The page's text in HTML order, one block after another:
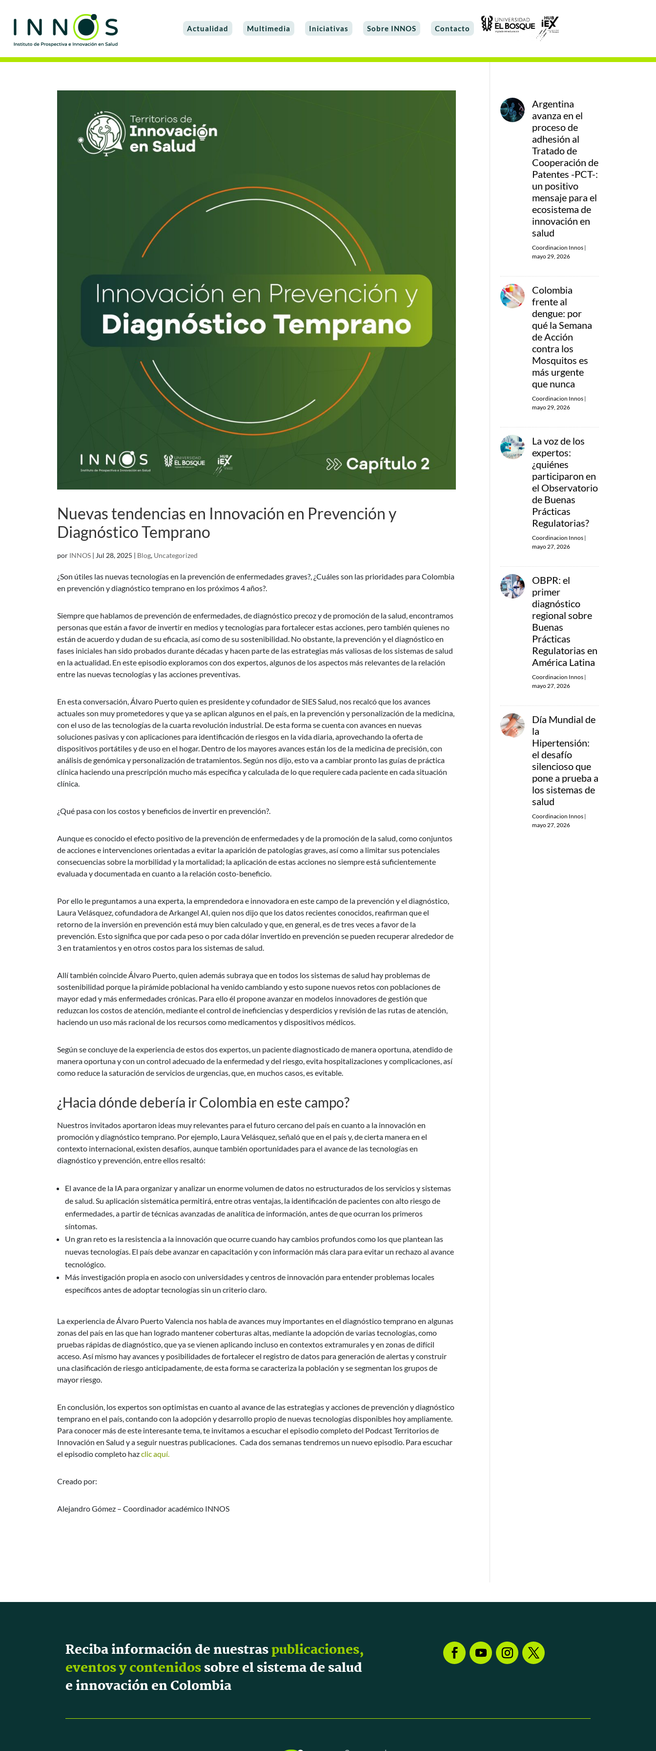
Actualidad Multimedia Iniciativas Sobre INNOS Contacto
Nuevas tendencias en Innovación en Prevención y
Diagnóstico Temprano
por INNOS | Jul 28, 2025 | Blog, Uncategorized
¿Son útiles las nuevas tecnologías en la prevención de enfermedades graves?, ¿Cuáles son las prioridades para Colombia
en prevención y diagnóstico temprano en los próximos 4 años?.
Siempre que hablamos de prevención de enfermedades, de diagnóstico precoz y de promoción de la salud, encontramos
personas que están a favor de invertir en medios y tecnologías para fortalecer estas acciones, pero también quienes no
están de acuerdo y dudan de su eficacia, así como de su sostenibilidad. No obstante, la prevención y el diagnóstico en
fases iniciales han sido probados durante décadas y hacen parte de las estrategias más valiosas de los sistemas de salud
en la actualidad. En este episodio exploramos con dos expertos, algunos de los aspectos más relevantes de la relación
entre las nuevas tecnologías y las acciones preventivas.
En esta conversación, Álvaro Puerto quien es presidente y cofundador de SIES Salud, nos recalcó que los avances
actuales son muy prometedores y que ya se aplican algunos en el país, en la prevención y personalización de la medicina,
con el uso de las tecnologías de la cuarta revolución industrial. De esta forma se cuenta con avances en nuevas
soluciones pasivas y con aplicaciones para identificación de riesgos en la vida diaria, aprovechando la oferta de
dispositivos portátiles y de uso en el hogar. Dentro de los mayores avances están los de la medicina de precisión, con
análisis de genómica y personalización de tratamientos. Según nos dijo, esto va a cambiar pronto las guías de práctica
clínica haciendo una prescripción mucho más específica y calculada de lo que requiere cada paciente en cada situación
clínica.
¿Qué pasa con los costos y beneficios de invertir en prevención?.
Aunque es conocido el efecto positivo de la prevención de enfermedades y de la promoción de la salud, como conjuntos
de acciones e intervenciones orientadas a evitar la aparición de patologías graves, así como a limitar sus potenciales
consecuencias sobre la morbilidad y la mortalidad; la aplicación de estas acciones no siempre está suficientemente
evaluada y documentada en cuanto a la relación costo-beneficio.
Por ello le preguntamos a una experta, la emprendedora e innovadora en este campo de la prevención y el diagnóstico,
Laura Velásquez, cofundadora de Arkangel AI, quien nos dijo que los datos recientes conocidos, reafirman que el
retorno de la inversión en prevención está muy bien calculado y que, en general, es de tres veces a favor de la
prevención. Esto significa que por cada peso o por cada dólar invertido en prevención se pueden recuperar alrededor de
3 en tratamientos y en otros costos para los sistemas de salud.
Allí también coincide Álvaro Puerto, quien además subraya que en todos los sistemas de salud hay problemas de
sostenibilidad porque la pirámide poblacional ha venido cambiando y esto supone nuevos retos con poblaciones de
mayor edad y más enfermedades crónicas. Para ello él propone avanzar en modelos innovadores de gestión que
reduzcan los costos de atención, mediante el control de ineficiencias y desperdicios y revisión de las rutas de atención,
haciendo un uso más racional de los recursos como medicamentos y dispositivos médicos.
Según se concluye de la experiencia de estos dos expertos, un paciente diagnosticado de manera oportuna, atendido de
manera oportuna y con un control adecuado de la enfermedad y del riesgo, evita hospitalizaciones y complicaciones, así
como reduce la saturación de servicios de urgencias, que, en muchos casos, es evitable.
¿Hacia dónde debería ir Colombia en este campo?
Nuestros invitados aportaron ideas muy relevantes para el futuro cercano del país en cuanto a la innovación en
promoción y diagnóstico temprano. Por ejemplo, Laura Velásquez, señaló que en el país y, de cierta manera en el
contexto internacional, existen desafíos, aunque también oportunidades para el avance de las tecnologías en
diagnóstico y prevención, entre ellos resaltó:
El avance de la IA para organizar y analizar un enorme volumen de datos no estructurados de los servicios y sistemas
de salud. Su aplicación sistemática permitirá, entre otras ventajas, la identificación de pacientes con alto riesgo de
enfermedades, a partir de técnicas avanzadas de analítica de información, antes de que ocurran los primeros
síntomas.
Un gran reto es la resistencia a la innovación que ocurre cuando hay cambios profundos como los que plantean las
nuevas tecnologías. El país debe avanzar en capacitación y con información más clara para evitar un rechazo al avance
tecnológico.
Más investigación propia en asocio con universidades y centros de innovación para entender problemas locales
específicos antes de adoptar tecnologías sin un criterio claro.
La experiencia de Álvaro Puerto Valencia nos habla de avances muy importantes en el diagnóstico temprano en algunas
zonas del país en las que han logrado mantener coberturas altas, mediante la adopción de varias tecnologías, como
pruebas rápidas de diagnóstico, que ya se vienen aplicando incluso en contextos extramurales y en zonas de difícil
acceso. Así mismo hay avances y posibilidades de fortalecer el registro de datos para generación de alertas y construir
una clasificación de riesgo anticipadamente, de esta forma se caracteriza la población y se segmentan los grupos de
mayor riesgo.
En conclusión, los expertos son optimistas en cuanto al avance de las estrategias y acciones de prevención y diagnóstico
temprano en el país, contando con la adopción y desarrollo propio de nuevas tecnologías disponibles hoy ampliamente.
Para conocer más de este interesante tema, te invitamos a escuchar el episodio completo del Podcast Territorios de
Innovación en Salud y a seguir nuestras publicaciones. Cada dos semanas tendremos un nuevo episodio. Para escuchar
el episodio completo hazclic aquí.
Creado por:
Alejandro Gómez – Coordinador académico INNOS
Argentina
avanza en el
proceso de
adhesión al
Tratado de
Cooperación de
Patentes -PCT-:
un positivo
mensaje para el
ecosistema de
innovación en
salud
Coordinacion Innos |
mayo 29, 2026
Colombia
frente al
dengue: por
qué la Semana
de Acción
contra los
Mosquitos es
más urgente
que nunca
Coordinacion Innos |
mayo 29, 2026
La voz de los
expertos:
¿quiénes
participaron en
el Observatorio
de Buenas
Prácticas
Regulatorias?
Coordinacion Innos |
mayo 27, 2026
OBPR: el
primer
diagnóstico
regional sobre
Buenas
Prácticas
Regulatorias en
América Latina
Coordinacion Innos |
mayo 27, 2026
Día Mundial de
la
Hipertensión:
el desafío
silencioso que
pone a prueba a
los sistemas de
salud
Coordinacion Innos |
mayo 27, 2026
Reciba información de nuestraspublicaciones,
eventos y contenidossobre el sistema de salud
e innovación en Colombia